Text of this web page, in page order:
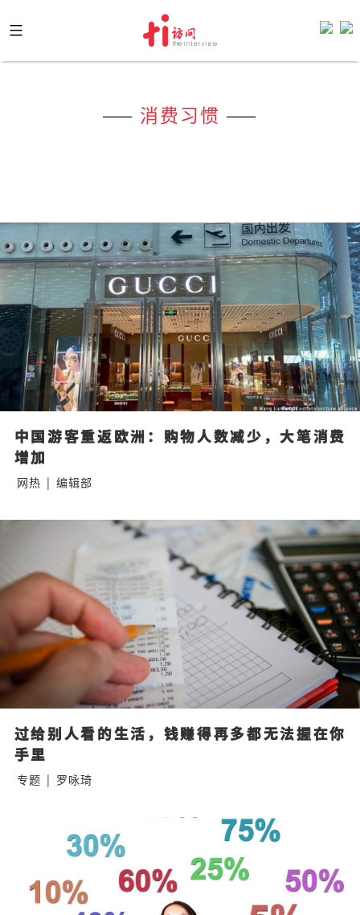
to
content
—— 消费习惯 ——
中国游客重返欧洲：购物人数减少，大笔消费
增加
网热 | 编辑部
过给别人看的生活，钱赚得再多都无法握在你
手里
专题 | 罗咏琦